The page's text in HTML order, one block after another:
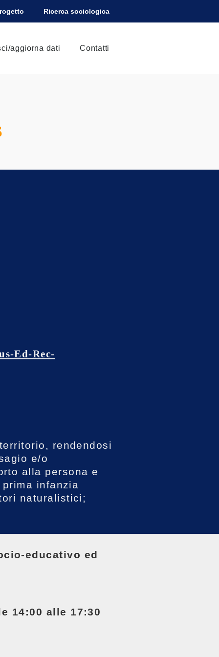
Ricerca sociologica
aggiorna dati Contatti
Ed-Rec-
rendendosi
e/o
alla persona e
infanzia
naturalistici;
educativo ed
14:00 alle 17:30